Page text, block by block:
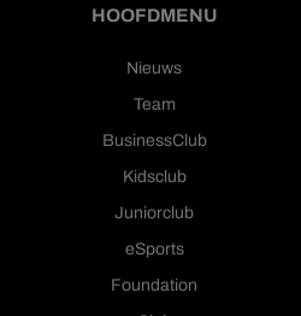
HOOFDMENU
Nieuws
Team
BusinessClub
Kidsclub
Juniorclub
eSports
Foundation